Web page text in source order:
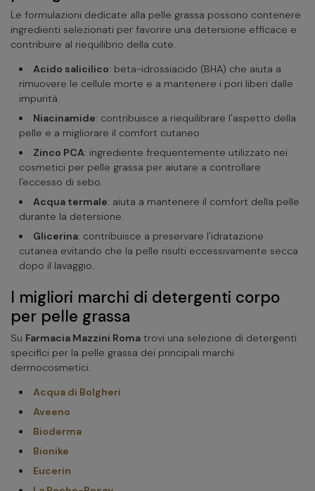
Le formulazioni dedicate alla pelle grassa possono contenere
ingredienti selezionati per favorire una detersione efficace e
contribuire al riequilibrio della cute.
Acido salicilico: beta-idrossiacido (BHA) che aiuta a
rimuovere le cellule morte e a mantenere i pori liberi dalle
impurità.
Niacinamide: contribuisce a riequilibrare l'aspetto della
pelle e a migliorare il comfort cutaneo.
Zinco PCA: ingrediente frequentemente utilizzato nei
cosmetici per pelle grassa per aiutare a controllare
l'eccesso di sebo.
Acqua termale: aiuta a mantenere il comfort della pelle
durante la detersione.
Glicerina: contribuisce a preservare l'idratazione
cutanea evitando che la pelle risulti eccessivamente secca
dopo il lavaggio.
I migliori marchi di detergenti corpo
per pelle grassa
Su Farmacia Mazzini Roma trovi una selezione di detergenti
specifici per la pelle grassa dei principali marchi
dermocosmetici.
Acqua di Bolgheri
Aveeno
Bioderma
Bionike
Eucerin